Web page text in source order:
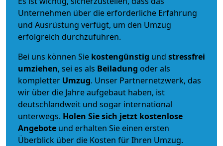
Unternehmen über die erforderliche Erfahrung
und Ausrüstung verfügt, um den Umzug
erfolgreich durchzuführen.
Bei uns können Sie kostengünstig und stressfrei
umziehen, sei es als Beiladung oder als
kompletter Umzug. Unser Partnernetzwerk, das
wir über die Jahre aufgebaut haben, ist
deutschlandweit und sogar international
unterwegs. Holen Sie sich jetzt kostenlose
Angebote und erhalten Sie einen ersten
Überblick über die Kosten für Ihren Umzug.